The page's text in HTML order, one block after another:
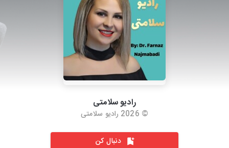
رادیو سلامتی
© 2026 رادیو سلامتی
دنبال کن